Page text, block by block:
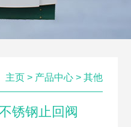
主页 > 产品中心 > 其他
锈钢止回阀